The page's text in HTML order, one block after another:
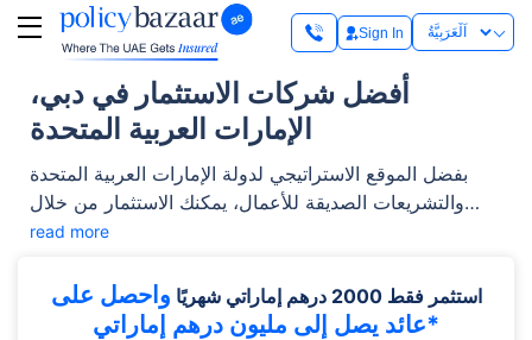
Sign In
أفضل شركات الاستثمار في دبي،
الإمارات العربية المتحدة
بفضل الموقع الاستراتيجي لدولة الإمارات العربية المتحدة
والتشريعات الصديقة للأعمال، يمكنك الاستثمار من خلال
الشركات المحلية والاستفادة من الاتجاهات الصاعدة
الثروة على المدى الطويل والاستقرار المالي.
read more
استثمر فقط 2000 درهم إماراتي شهريًا
واحصل على
عائد يصل إلى مليون درهم إماراتي*